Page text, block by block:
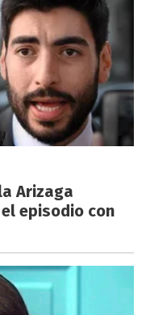
Arizaga
episodio con